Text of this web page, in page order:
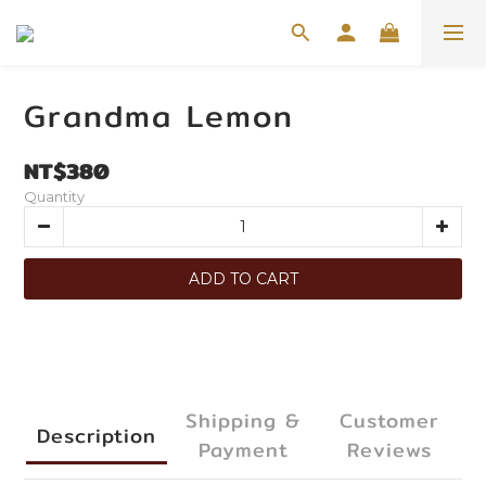
Grandma Lemon
NT$380
Quantity
ADD TO CART
Description
Shipping &
Payment
Customer
Reviews